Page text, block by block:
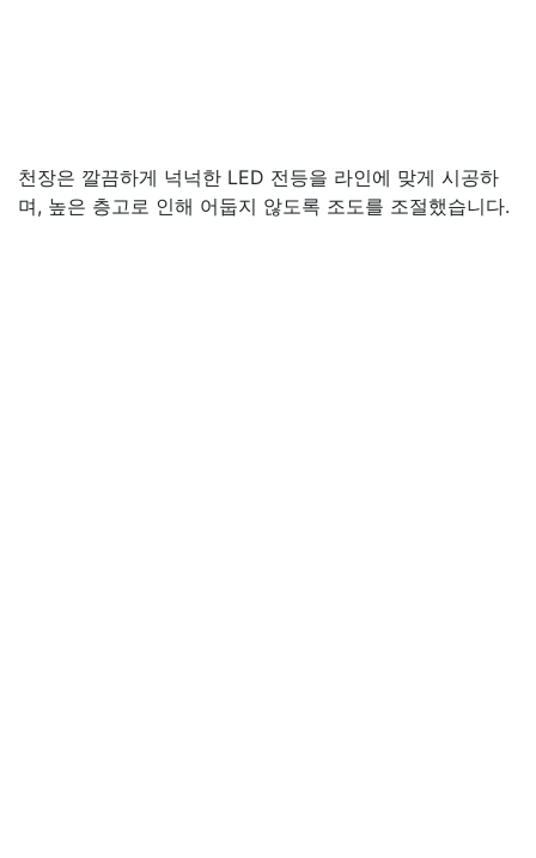
천장은 깔끔하게 넉넉한 LED 전등을 라인에 맞게 시공하
며, 높은 층고로 인해 어둡지 않도록 조도를 조절했습니다.